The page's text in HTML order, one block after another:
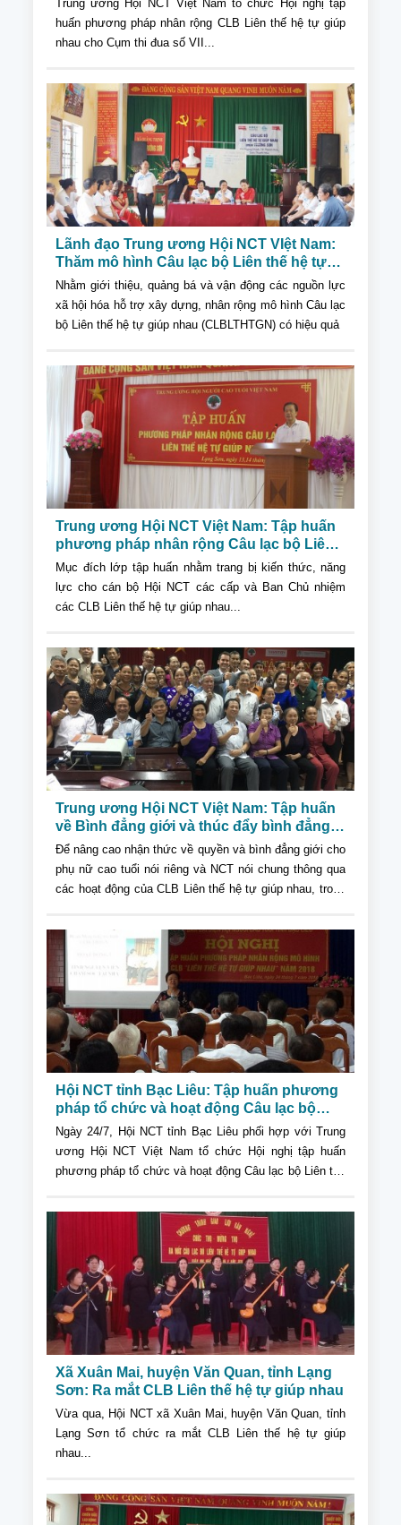
Trung ương Hội NCT Việt Nam tổ chức Hội nghị tập
huấn phương pháp nhân rộng CLB Liên thế hệ tự giúp
nhau cho Cụm thi đua số VII...
Lãnh đạo Trung ương Hội NCT VIệt Nam:
Thăm mô hình Câu lạc bộ Liên thế hệ tự
giúp nhau; tặng quà gia đình có hoàn
cảnh khó khăn tại tỉnh Thanh Hóa
Nhằm giới thiệu, quảng bá và vận động các nguồn lực
xã hội hóa hỗ trợ xây dựng, nhân rộng mô hình Câu lạc
bộ Liên thế hệ tự giúp nhau (CLBLTHTGN) có hiệu quả
Trung ương Hội NCT Việt Nam: Tập huấn
phương pháp nhân rộng Câu lạc bộ Liên
thế hệ tự giúp nhau cho Cụm thi đua số 2
Mục đích lớp tập huấn nhằm trang bị kiến thức, năng
lực cho cán bộ Hội NCT các cấp và Ban Chủ nhiệm
các CLB Liên thế hệ tự giúp nhau...
Trung ương Hội NCT Việt Nam: Tập huấn
về Bình đẳng giới và thúc đẩy bình đẳng
giới thông qua hoạt động CLB Liên thế hệ
tự giúp nhau tại tỉnh Thanh Hóa
Để nâng cao nhận thức về quyền và bình đẳng giới cho
phụ nữ cao tuổi nói riêng và NCT nói chung thông qua
các hoạt động của CLB Liên thế hệ tự giúp nhau, trong
cao tuổi tại tỉnh Thanh Hóa”...
Hội NCT tỉnh Bạc Liêu: Tập huấn phương
pháp tổ chức và hoạt động Câu lạc bộ
Liên thế hệ tự giúp nhau
Ngày 24/7, Hội NCT tỉnh Bạc Liêu phối hợp với Trung
ương Hội NCT Việt Nam tổ chức Hội nghị tập huấn
phương pháp tổ chức và hoạt động Câu lạc bộ Liên thế
Chủ nhiệm trên địa bàn tỉnh...
Xã Xuân Mai, huyện Văn Quan, tỉnh Lạng
Sơn: Ra mắt CLB Liên thế hệ tự giúp nhau
Vừa qua, Hội NCT xã Xuân Mai, huyện Văn Quan, tỉnh
Lạng Sơn tổ chức ra mắt CLB Liên thế hệ tự giúp
nhau...